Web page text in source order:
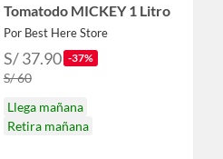
Tomatodo MICKEY 1 Litro
Por Best Here Store
S/ 37.90 -37%
S/ 60
Llega mañana
Retira mañana